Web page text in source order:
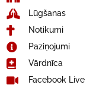
Lūgšanas
Notikumi
Paziņojumi
Vārdnīca
Facebook Live